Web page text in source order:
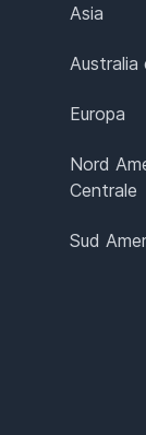
Asia
Australia
Europa
Nord
Centrale
Sud